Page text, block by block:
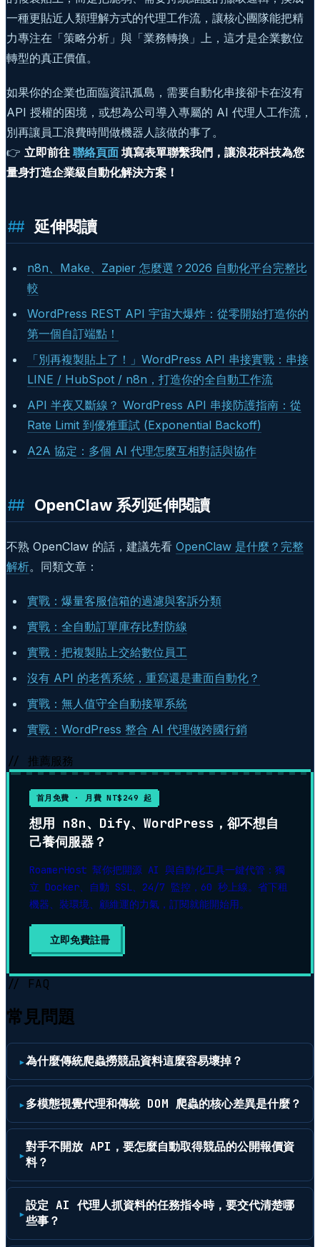
一種更貼近人類理解方式的代理工作流，讓核心團隊能把精
力專注在「策略分析」與「業務轉換」上，這才是企業數位
轉型的真正價值。
如果你的企業也面臨資訊孤島，需要自動化串接卻卡在沒有
API 授權的困境，或想為公司導入專屬的 AI 代理人工作流，
別再讓員工浪費時間做機器人該做的事了。
👉 立即前往 聯絡頁面 填寫表單聯繫我們，讓浪花科技為您
量身打造企業級自動化解決方案！
延伸閱讀
n8n、Make、Zapier 怎麼選？2026 自動化平台完整比
較
WordPress REST API 宇宙大爆炸：從零開始打造你的
第一個自訂端點！
「別再複製貼上了！」WordPress API 串接實戰：串接
LINE / HubSpot / n8n，打造你的全自動工作流
API 半夜又斷線？ WordPress API 串接防護指南：從
Rate Limit 到優雅重試 (Exponential Backoff)
A2A 協定：多個 AI 代理怎麼互相對話與協作
OpenClaw 系列延伸閱讀
不熟 OpenClaw 的話，建議先看 OpenClaw 是什麼？完整
解析。同類文章：
實戰：爆量客服信箱的過濾與客訴分類
實戰：全自動訂單庫存比對防線
實戰：把複製貼上交給數位員工
沒有 API 的老舊系統，重寫還是畫面自動化？
實戰：無人值守全自動接單系統
實戰：WordPress 整合 AI 代理做跨國行銷
// 推薦服務
首月免費 · 月費 NT$249 起
想用 n8n、Dify、WordPress，卻不想自
己養伺服器？
RoamerHost 幫你把開源 AI 與自動化工具一鍵代管：獨
立 Docker、自動 SSL、24/7 監控，60 秒上線。省下租
機器、裝環境、顧維運的力氣，訂閱就能開始用。
立即免費註冊
// FAQ
常見問題
為什麼傳統爬蟲撈競品資料這麼容易壞掉？
多模態視覺代理和傳統 DOM 爬蟲的核心差異是什麼？
對手不開放 API，要怎麼自動取得競品的公開報價資
料？
設定 AI 代理人抓資料的任務指令時，要交代清楚哪
些事？